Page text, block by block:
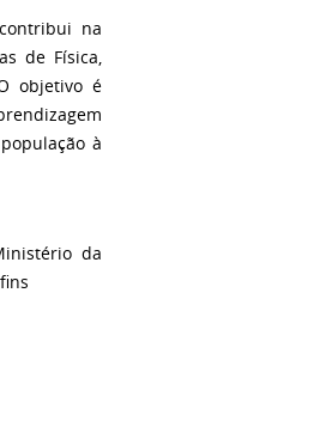
na
de Física,
objetivo é
à
da